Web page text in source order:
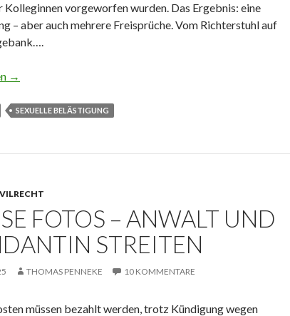
Kolleginnen vorgeworfen wurden. Das Ergebnis: eine
– aber auch mehrere Freisprüche. Vom Richterstuhl auf
als das Hirn
→
SEXUELLE BELÄSTIGUNG
FOTOS – ANWALT UND M
STREITEN
THOMAS PENNEKE 10 KOMMENTARE
müssen bezahlt werden, trotz Kündigung wegen